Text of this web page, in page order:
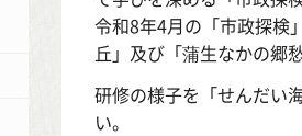
令和8年4月の「市政探検
丘」及び「蒲生なかの郷
研修の様子を「せんだい
い。